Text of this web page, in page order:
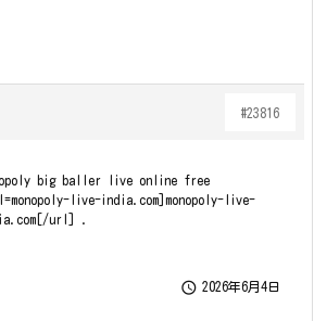
#23816
big baller live online free
live-india.com]monopoly-live-
url] .
 2026年6月4日